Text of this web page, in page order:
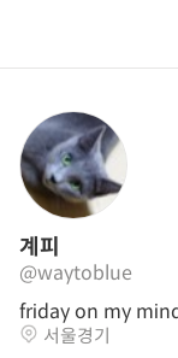
계피
@waytoblue
friday on my
서울경기